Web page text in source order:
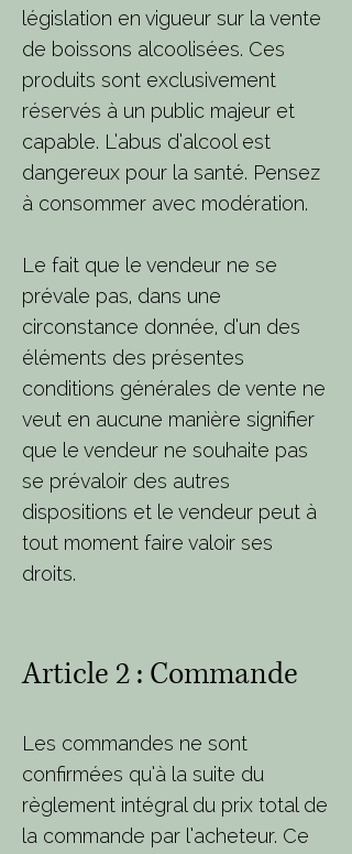
législation en vigueur sur la vente
de boissons alcoolisées. Ces
produits sont exclusivement
réservés à un public majeur et
capable. L’abus d’alcool est
dangereux pour la santé. Pensez
à consommer avec modération.
Le fait que le vendeur ne se
prévale pas, dans une
circonstance donnée, d’un des
éléments des présentes
conditions générales de vente ne
veut en aucune manière signifier
que le vendeur ne souhaite pas
se prévaloir des autres
dispositions et le vendeur peut à
tout moment faire valoir ses
droits.
Article 2 : Commande
Les commandes ne sont
confirmées qu’à la suite du
règlement intégral du prix total de
la commande par l’acheteur. Ce